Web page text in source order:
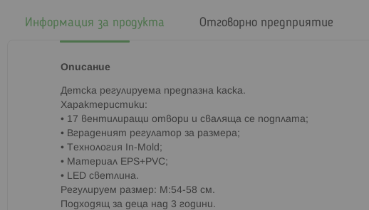
Информация за продукта
Описание
Детска регулируема предпазна каска.
Характеристики:
• 17 вентилиращи отвори и сваляща се подплата;
• Вграденият регулатор за размера;
• Технология In-Mold;
• Материал EPS+PVC;
• LED светлина.
Регулируем размер: M:54-58 см.
Подходящ за деца над 3 години.
Отговорно предприятие